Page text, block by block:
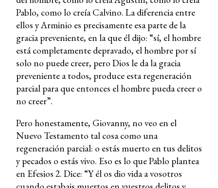
Pablo, como lo creía Calvino. La diferencia entre
ellos y Arminio es precisamente esa parte de la
gracia preveniente, en la que él dijo: “sí, el hombre
está completamente depravado, el hombre por sí
solo no puede creer, pero Dios le da la gracia
preveniente a todos, produce esta regeneración
parcial para que entonces el hombre pueda creer o
no creer”.
Pero honestamente, Giovanny, no veo en el
Nuevo Testamento tal cosa como una
regeneración parcial: o estás muerto en tus delitos
y pecados o estás vivo. Eso es lo que Pablo plantea
en Efesios 2. Dice: “Y él os dio vida a vosotros